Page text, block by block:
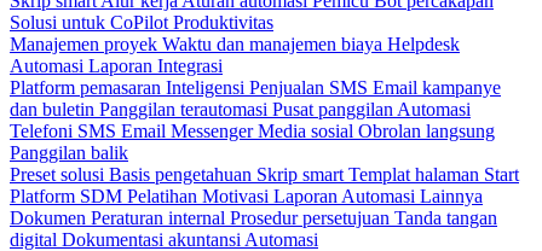
Solusi untuk CoPilot Produktivitas
Manajemen proyek Waktu dan manajemen biaya Helpdesk
Automasi Laporan Integrasi
Platform pemasaran Inteligensi Penjualan SMS Email kampanye
dan buletin Panggilan terautomasi Pusat panggilan Automasi
Telefoni SMS Email Messenger Media sosial Obrolan langsung
Panggilan balik
Preset solusi Basis pengetahuan Skrip smart Templat halaman Start
Platform SDM Pelatihan Motivasi Laporan Automasi Lainnya
Dokumen Peraturan internal Prosedur persetujuan Tanda tangan
digital Dokumentasi akuntansi Automasi